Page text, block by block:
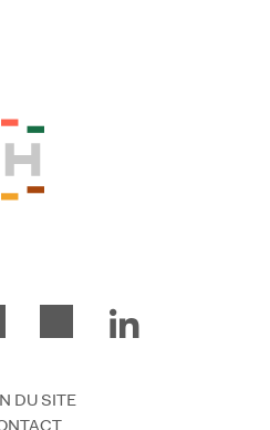
DU SITE